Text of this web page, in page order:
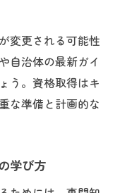
変更される可能性
自治体の最新ガイ
う。資格取得はキ
な準備と計画的な
学び方